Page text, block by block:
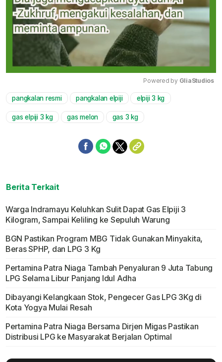
Powered by GliaStudios
pangkalan resmi pangkalan elpiji elpiji 3 kg
gas elpiji 3 kg gas melon gas 3 kg
Berita Terkait
Warga Indramayu Keluhkan Sulit Dapat Gas Elpiji 3
Kilogram, Sampai Keliling ke Sepuluh Warung
BGN Pastikan Program MBG Tidak Gunakan Minyakita,
Beras SPHP, dan LPG 3 Kg
Pertamina Patra Niaga Tambah Penyaluran 9 Juta Tabung
LPG Selama Libur Panjang Idul Adha
Dibayangi Kelangkaan Stok, Pengecer Gas LPG 3Kg di
Kota Yogya Mulai Resah
Pertamina Patra Niaga Bersama Dirjen Migas Pastikan
Distribusi LPG ke Masyarakat Berjalan Optimal